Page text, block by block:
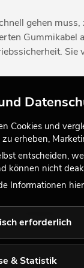
gehen
Gummikabel
ist
sich durch
Rolle.
bleiben
dort zum
Cookies und
erheben,
entscheiden,
können nicht
Informationen
erforderlich
& Statistik